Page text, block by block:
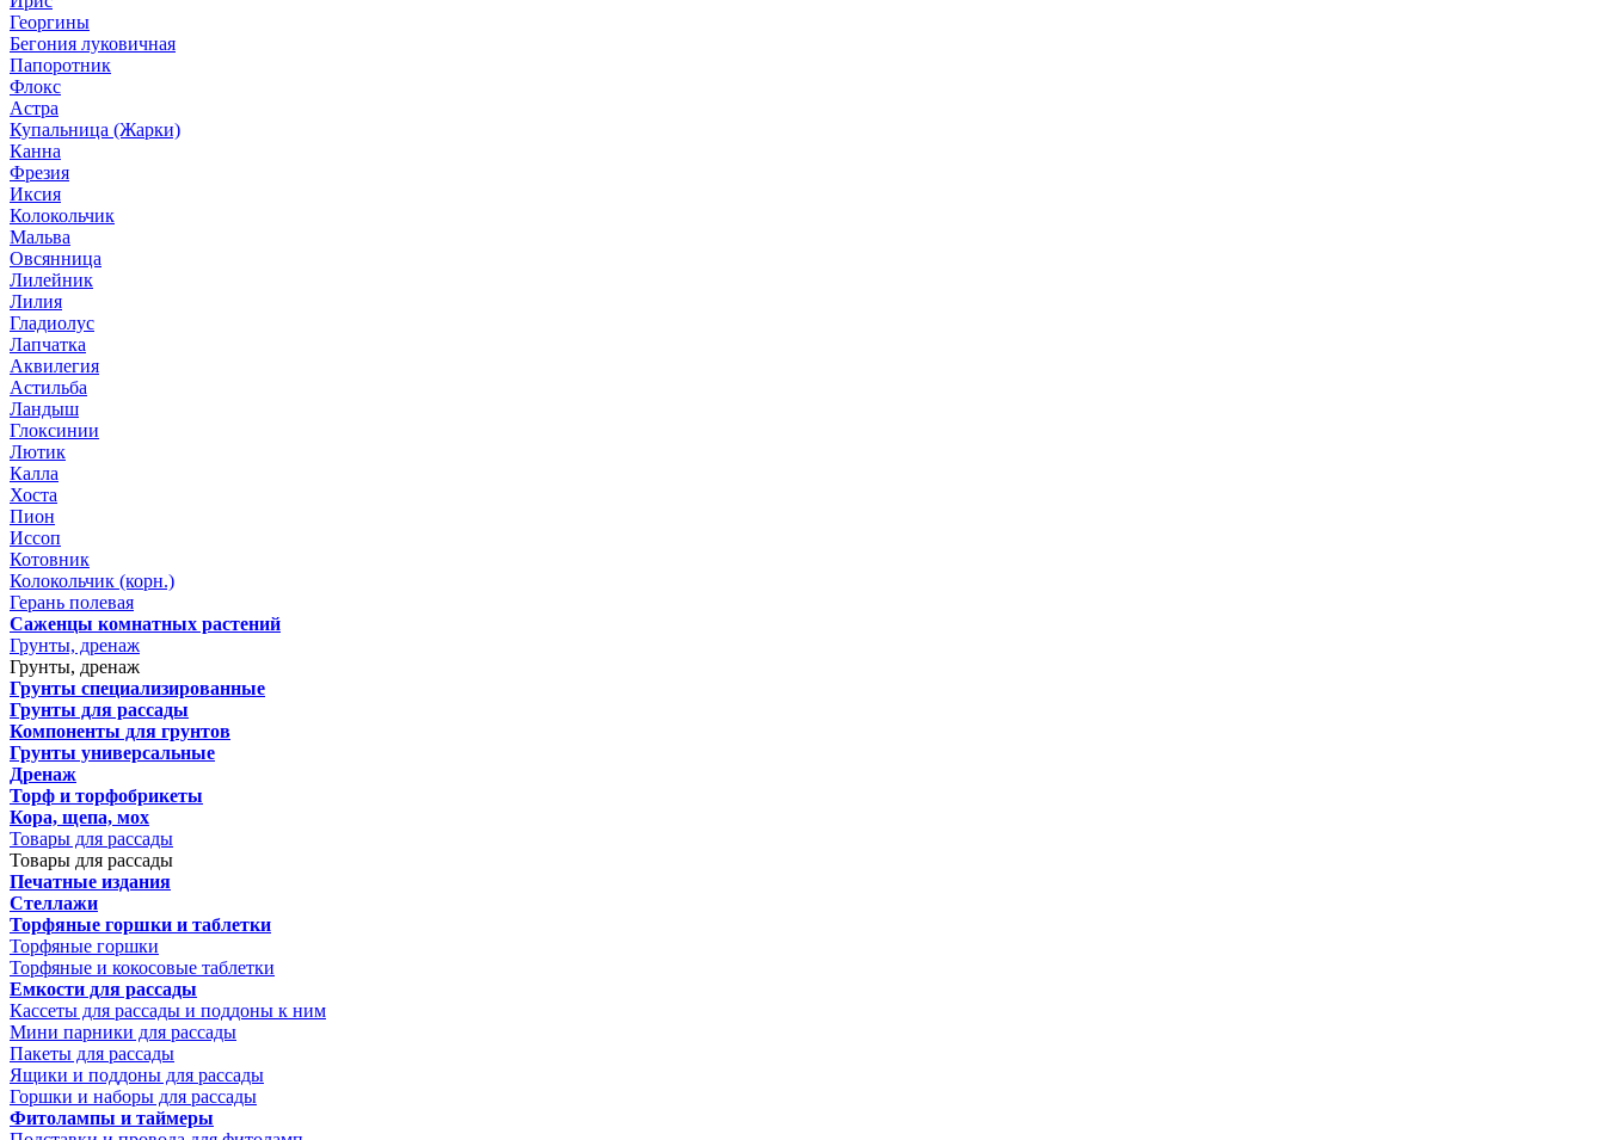
Георгины
Бегония луковичная
Папоротник
Флокс
Астра
Купальница (Жарки)
Канна
Фрезия
Иксия
Колокольчик
Мальва
Овсянница
Лилейник
Лилия
Гладиолус
Лапчатка
Аквилегия
Астильба
Ландыш
Глоксинии
Лютик
Калла
Хоста
Пион
Иссоп
Котовник
Колокольчик (корн.)
Герань полевая
Саженцы комнатных растений
Грунты, дренаж
Грунты, дренаж
Грунты специализированные
Грунты для рассады
Компоненты для грунтов
Грунты универсальные
Дренаж
Торф и торфобрикеты
Кора, щепа, мох
Товары для рассады
Товары для рассады
Печатные издания
Стеллажи
Торфяные горшки и таблетки
Торфяные горшки
Торфяные и кокосовые таблетки
Емкости для рассады
Кассеты для рассады и поддоны к ним
Мини парники для рассады
Пакеты для рассады
Ящики и поддоны для рассады
Горшки и наборы для рассады
Фитолампы и таймеры